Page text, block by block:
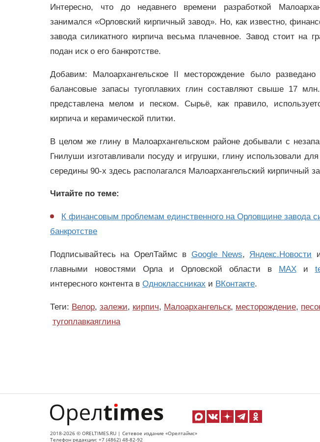
Интересно, что до недавнего времени разработкой
занимался «Орловский кирпичный завод». Но, как известно,
завода силикатного кирпича весьма плачевное. Завод стоит на
подан иск о его банкротстве.
Добавим: Малоархангельское II месторождение было
балансовые запасы тугоплавких глин составляют свыше 17
представлена мелом и песком. Сырьё, как правило,
кирпича и керамической плитки.
В целом же глину в Малоархангельском районе добывали с
Гнилуши изготавливали посуду и игрушки, глину использовали
середины 90-х здесь располагался Малоархангельский кирпичный
Читайте по теме:
К финансовым проблемам единственного на Орловщине завода
банкротстве
Подписывайтесь на ОрелТаймс в Google News, Яндекс.Новости
главными новостями Орла и Орловской области в MAXи
интересного контента в Одноклассниках и ВКонтакте.
Теги: Велор, залежи, кирпич, Малоархангельск, месторождение,
тугоплавкаяглина
2018-2026 © ORELTIMES.RU | Сетевое издание «Орелтаймс»
Телефон редакции: +7 (4862) 48-82-92